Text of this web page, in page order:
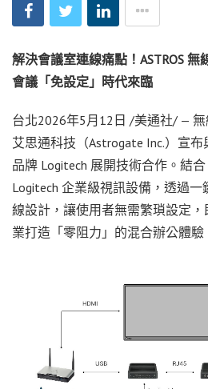
解決會議室連線痛點！ ASTROS 無
會議「免設定」時代來臨
台北2026年5月12日 /美通社/ — 無
艾思通科技（Astrogate Inc.）宣
品牌 Logitech 展開技術合作。結合
Logitech 企業級視訊設備，透過一
線設計，讓使用者無需繁瑣設定
業打造「零阻力」的混合辦公體驗